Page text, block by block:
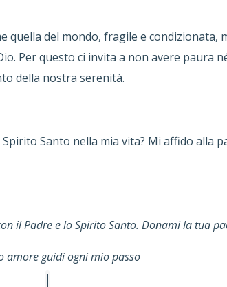
quella del mondo, fragile e condizionata,
Per questo ci invita a non avere paura
della nostra serenità.
Santo nella mia vita? Mi affido alla
il Padre e lo Spirito Santo. Donami la tua
amore guidi ogni mio passo